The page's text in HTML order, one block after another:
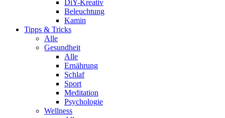
DiY-Kreativ
Beleuchtung
Kamin
Tipps & Tricks
Alle
Gesundheit
Alle
Ernährung
Schlaf
Sport
Meditation
Psychologie
Wellness